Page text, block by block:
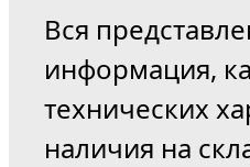
Вся
информация,
технических
наличия на